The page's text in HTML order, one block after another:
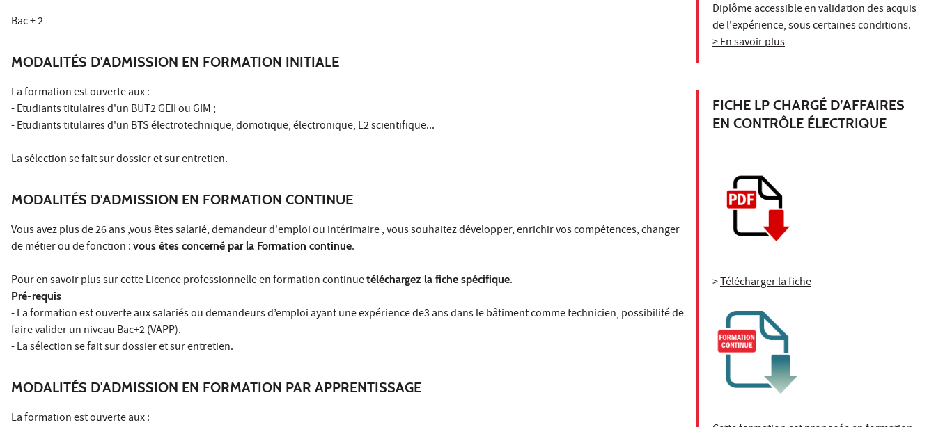
Bac + 2
MODALITÉS D'ADMISSION EN FORMATION INITIALE
La formation est ouverte aux :
- Etudiants titulaires d'un BUT2 GEII ou GIM ;
- Etudiants titulaires d'un BTS électrotechnique, domotique, électronique, L2 scientifique...
La sélection se fait sur dossier et sur entretien.
MODALITÉS D'ADMISSION EN FORMATION CONTINUE
Vous avez plus de 26 ans ,vous êtes salarié, demandeur d'emploi ou intérimaire , vous souhaitez développer, enrichir vos compétences, changer
de métier ou de fonction : vous êtes concerné par la Formation continue.
Pour en savoir plus sur cette Licence professionnelle en formation continuetéléchargez la fiche spécifique.
Pré-requis
- La formation est ouverte aux salariés ou demandeurs d’emploi ayant une expérience de3 ans dans le bâtiment comme technicien, possibilité de
faire valider un niveau Bac+2 (VAPP).
- La sélection se fait sur dossier et sur entretien.
MODALITÉS D'ADMISSION EN FORMATION PAR APPRENTISSAGE
La formation est ouverte aux :
Diplôme accessible en validation des acquis
de l'expérience, sous certaines conditions.
> En savoir plus
FICHE LP CHARGÉ D’AFFAIRES
EN CONTRÔLE ÉLECTRIQUE
>Télécharger la fiche